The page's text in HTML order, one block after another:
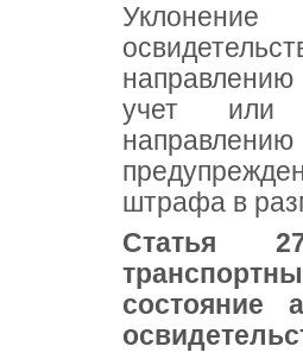
направлению
учет или
штрафа в
Статья
состояние